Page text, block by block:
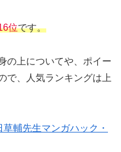
位です。
の上についてや、ポイー
で、人気ランキングは上
輔先生マンガハック・